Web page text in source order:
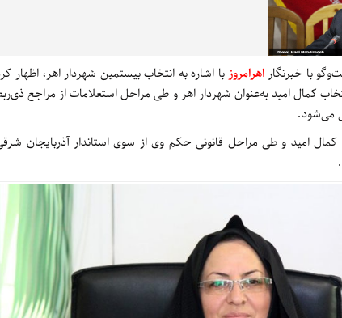
با خبرنگار اهرامروز با اشاره به انتخاب بیستمین شهردار اهر، اظهار
کمال امید به‌عنوان شهردار اهر و طی مراحل استعلامات از مراجع
می‌شود.
کمال امید و طی مراحل قانونی حکم وی از سوی استاندار آذربایجان